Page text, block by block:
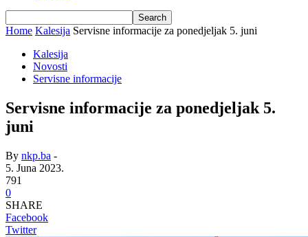
Home Kalesija Servisne informacije za ponedjeljak 5. juni
Kalesija
Novosti
Servisne informacije
Servisne informacije za ponedjeljak 5.
juni
By nkp.ba -
5. Juna 2023.
791
0
SHARE
Facebook
Twitter